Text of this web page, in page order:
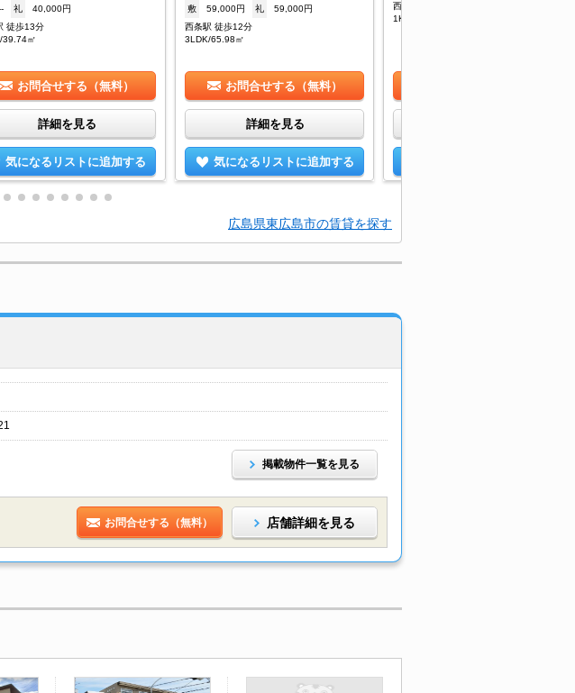
礼
40,000円
徒歩13分
39.74㎡
お問合せする（無料）
詳細を見る
気になるリストに追加する
敷
59,000円 礼
59,000円
西条駅 徒歩12分
3LDK/65.98㎡
お問合せする（無料）
詳細を見る
気になるリストに追加する
西条駅 バス5分 下寺家下車：停歩7分
1K/23.77㎡
広島県東広島市の賃貸を探す
掲載物件一覧を見る
お問合せする（無料） 店舗詳細を見る